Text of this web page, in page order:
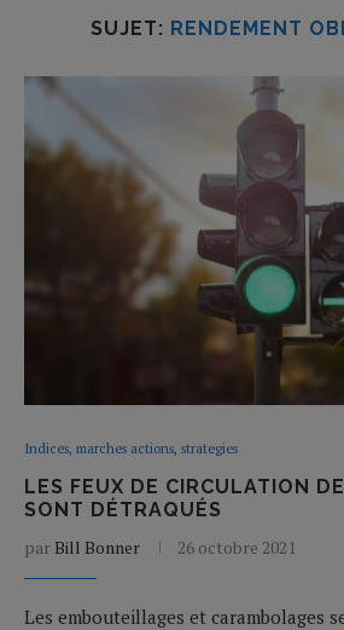
SUJET: RENDEMENT
Indices, marches actions, strategies
LES FEUX DE CIRCULATION
SONT DÉTRAQUÉS
par Bill Bonner 26 octobre 2021
Les embouteillages et carambolages